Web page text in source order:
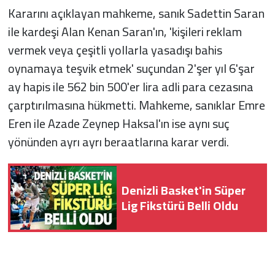
Kararını açıklayan mahkeme, sanık Sadettin Saran
ile kardeşi Alan Kenan Saran'ın, 'kişileri reklam
vermek veya çeşitli yollarla yasadışı bahis
oynamaya teşvik etmek' suçundan 2'şer yıl 6'şar
ay hapis ile 562 bin 500'er lira adli para cezasına
çarptırılmasına hükmetti. Mahkeme, sanıklar Emre
Eren ile Azade Zeynep Haksal'ın ise aynı suç
yönünden ayrı ayrı beraatlarına karar verdi.
Denizli Basket'in Süper
Lig Fikstürü Belli Oldu